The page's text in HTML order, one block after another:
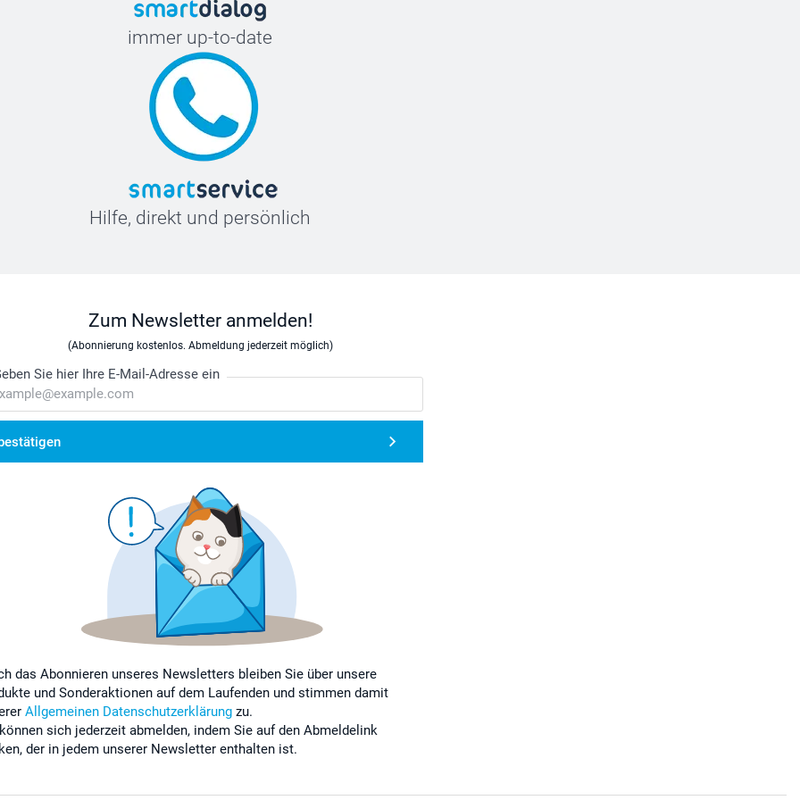
immer up-to-date
Hilfe, direkt und persönlich
Zum Newsletter anmelden!
(Abonnierung kostenlos. Abmeldung jederzeit möglich)
Sie hier Ihre E-Mail-Adresse ein
das Abonnieren unseres Newsletters bleiben Sie über unsere
und Sonderaktionen auf dem Laufenden und stimmen damit
Allgemeinen Datenschutzerklärung zu.
sich jederzeit abmelden, indem Sie auf den Abmeldelink
der in jedem unserer Newsletter enthalten ist.